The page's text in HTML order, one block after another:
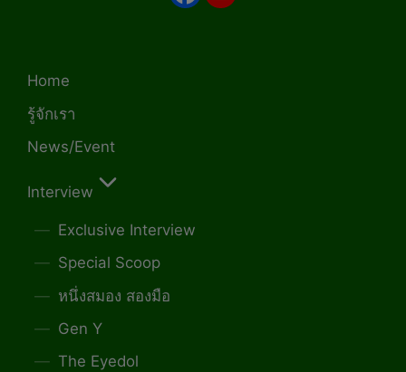
Home
รู้จักเรา
News/Event
Interview
Exclusive Interview
Special Scoop
หนึ่งสมอง สองมือ
Gen Y
The Eyedol